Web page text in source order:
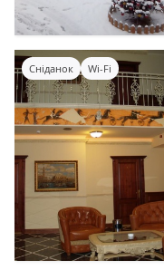
Сніданок Wi-Fi